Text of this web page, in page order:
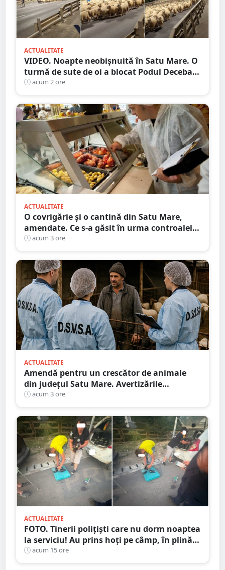
ACTUALITATE
VIDEO. Noapte neobișnuită în Satu Mare. O
turmă de sute de oi a blocat Podul Decebal.
Gest de apreciat al ciobanului
acum 2 ore
ACTUALITATE
O covrigărie și o cantină din Satu Mare,
amendate. Ce s-a găsit în urma controalelor
DSVSA
acum 3 ore
ACTUALITATE
Amendă pentru un crescător de animale
din județul Satu Mare. Avertizările
transmise de DSVSA
acum 3 ore
ACTUALITATE
FOTO. Tinerii polițiști care nu dorm noaptea
la serviciu! Au prins hoți pe câmp, în plină
noapte, în județul Satu Mare
acum 15 ore